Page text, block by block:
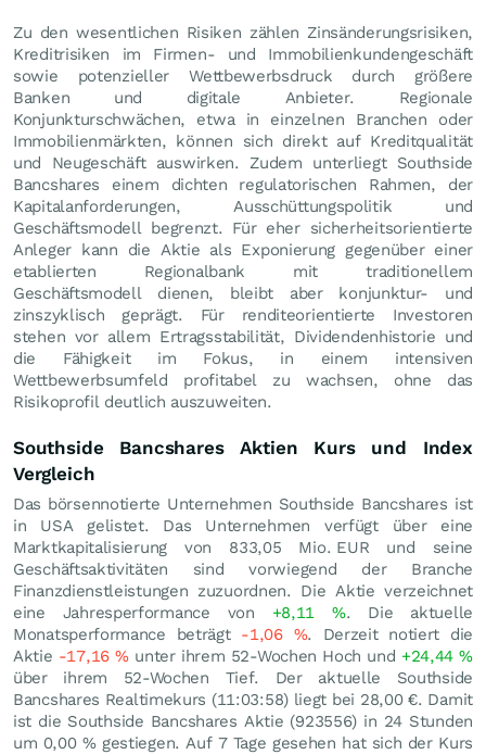
Zu den wesentlichen Risiken zählen Zinsänderungsrisiken,
Kreditrisiken im Firmen- und Immobilienkundengeschäft
sowie potenzieller Wettbewerbsdruck durch größere
Banken und digitale Anbieter. Regionale
Konjunkturschwächen, etwa in einzelnen Branchen oder
Immobilienmärkten, können sich direkt auf Kreditqualität
und Neugeschäft auswirken. Zudem unterliegt Southside
Bancshares einem dichten regulatorischen Rahmen, der
Kapitalanforderungen, Ausschüttungspolitik und
Geschäftsmodell begrenzt. Für eher sicherheitsorientierte
Anleger kann die Aktie als Exponierung gegenüber einer
etablierten Regionalbank mit traditionellem
Geschäftsmodell dienen, bleibt aber konjunktur- und
zinszyklisch geprägt. Für renditeorientierte Investoren
stehen vor allem Ertragsstabilität, Dividendenhistorie und
die Fähigkeit im Fokus, in einem intensiven
Wettbewerbsumfeld profitabel zu wachsen, ohne das
Risikoprofil deutlich auszuweiten.
Southside Bancshares Aktien Kurs und Index
Vergleich
Das börsennotierte Unternehmen Southside Bancshares ist
in USA gelistet. Das Unternehmen verfügt über eine
Marktkapitalisierung von 833,05 Mio. EUR und seine
Geschäftsaktivitäten sind vorwiegend der Branche
Finanzdienstleistungen zuzuordnen. Die Aktie verzeichnet
eine Jahresperformance von +8,11%. Die aktuelle
Monatsperformance beträgt -1,06 %. Derzeit notiert die
Aktie -17,16%unter ihrem 52-Wochen Hoch und +24,44%
über ihrem 52-Wochen Tief. Der aktuelle Southside
Bancshares Realtimekurs (11:03:58) liegt bei 28,00 €. Damit
ist die Southside Bancshares Aktie (923556) in 24 Stunden
um 0,00 %gestiegen. Auf 7 Tage gesehen hat sich der Kurs